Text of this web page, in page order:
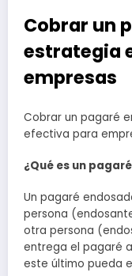
Cobrar un
estrategia
empresas
Cobrar un pagaré
efectiva para
¿Qué es un
Un pagaré
persona
otra persona
entrega el pagaré
este último pueda